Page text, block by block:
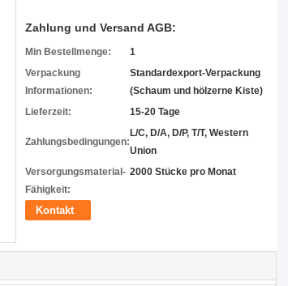
Zahlung und Versand AGB:
Min Bestellmenge:
1
Verpackung
Informationen:
Standardexport-Verpackung
(Schaum und hölzerne Kiste)
Lieferzeit:
15-20 Tage
Zahlungsbedingungen:
L/C, D/A, D/P, T/T, Western
Union
Versorgungsmaterial-
Fähigkeit:
2000 Stücke pro Monat
Kontakt